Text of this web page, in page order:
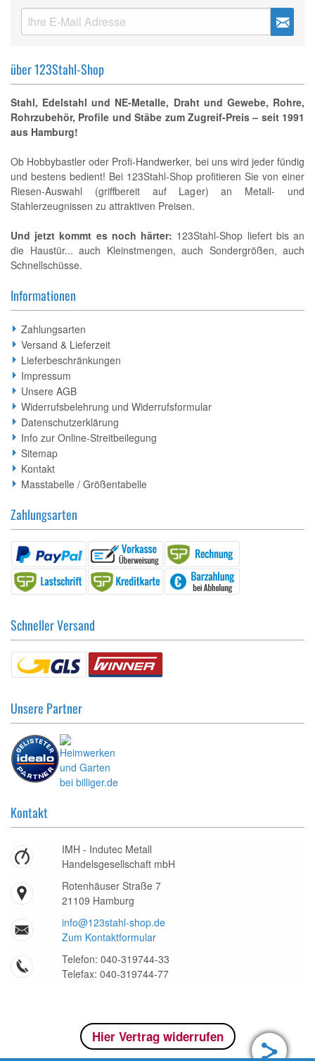
über 123Stahl-Shop
Stahl, Edelstahl und NE-Metalle, Draht und Gewebe, Rohre,
Rohrzubehör, Profile und Stäbe zum Zugreif-Preis – seit 1991
aus Hamburg!
Ob Hobbybastler oder Profi-Handwerker, bei uns wird jeder fündig
und bestens bedient! Bei 123Stahl-Shop profitieren Sie von einer
Riesen-Auswahl (griffbereit auf Lager) an Metall- und
Stahlerzeugnissen zu attraktiven Preisen.
Und jetzt kommt es noch härter: 123Stahl-Shop liefert bis an
die Haustür... auch Kleinstmengen, auch Sondergrößen, auch
Schnellschüsse.
Informationen
Zahlungsarten
Versand & Lieferzeit
Lieferbeschränkungen
Impressum
Unsere AGB
Widerrufsbelehrung und Widerrufsformular
Datenschutzerklärung
Info zur Online-Streitbeilegung
Sitemap
Kontakt
Masstabelle / Größentabelle
Zahlungsarten
Schneller Versand
Unsere Partner
Kontakt
IMH - Indutec Metall
Handelsgesellschaft mbH
Rotenhäuser Straße 7
21109 Hamburg
info@123stahl-shop.de
Zum Kontaktformular
Telefon: 040-319744-33
Telefax: 040-319744-77
Hier Vertrag widerrufen